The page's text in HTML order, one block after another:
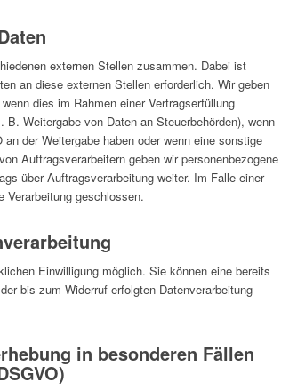
externen Stellen zusammen. Dabei ist
an diese externen Stellen erforderlich. Wir geben
dies im Rahmen einer Vertragserfüllung
Weitergabe von Daten an Steuerbehörden), wenn
der Weitergabe haben oder wenn eine sonstige
Auftragsverarbeitern geben wir personenbezogene
über Auftragsverarbeitung weiter. Im Falle einer
Verarbeitung geschlossen.
Einwilligung möglich. Sie können eine bereits
bis zum Widerruf erfolgten Datenverarbeitung
in besonderen Fällen